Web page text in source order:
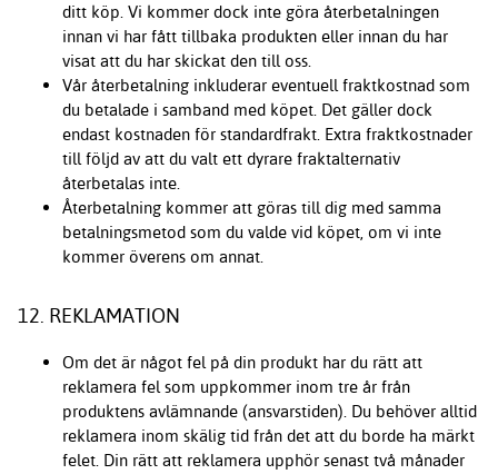
ditt köp. Vi kommer dock inte göra återbetalningen
innan vi har fått tillbaka produkten eller innan du har
visat att du har skickat den till oss.
Vår återbetalning inkluderar eventuell fraktkostnad som
du betalade i samband med köpet. Det gäller dock
endast kostnaden för standardfrakt. Extra fraktkostnader
till följd av att du valt ett dyrare fraktalternativ
återbetalas inte.
Återbetalning kommer att göras till dig med samma
betalningsmetod som du valde vid köpet, om vi inte
kommer överens om annat.
12. REKLAMATION
Om det är något fel på din produkt har du rätt att
reklamera fel som uppkommer inom tre år från
produktens avlämnande (ansvarstiden). Du behöver alltid
reklamera inom skälig tid från det att du borde ha märkt
felet. Din rätt att reklamera upphör senast två månader